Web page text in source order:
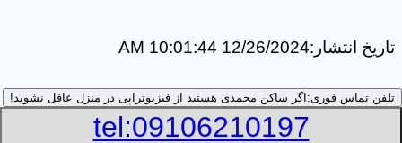
تاریخ انتشار:12/26/2024 10:01:44 AM
تلفن تماس فوری: اگر ساکن محمدی هستید از فیزیوتراپی در منزل عافل نشوید!
tel:09106210197